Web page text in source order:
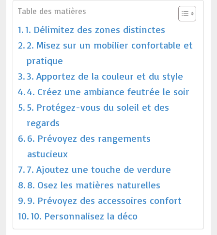
Table des matières
1. Délimitez des zones distinctes
2. Misez sur un mobilier confortable et
pratique
3. Apportez de la couleur et du style
4. Créez une ambiance feutrée le soir
5. Protégez-vous du soleil et des
regards
6. Prévoyez des rangements
astucieux
7. Ajoutez une touche de verdure
8. Osez les matières naturelles
9. Prévoyez des accessoires confort
10. Personnalisez la déco